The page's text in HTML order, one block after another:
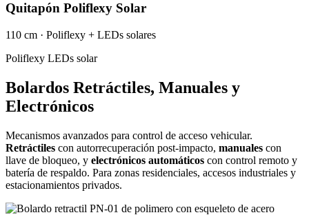
Quitapón Poliflexy Solar
110 cm · Poliflexy + LEDs solares
Poliflexy LEDs solar
Bolardos Retráctiles, Manuales y
Electrónicos
Mecanismos avanzados para control de acceso vehicular.
Retráctiles con autorrecuperación post-impacto, manuales con
llave de bloqueo, y electrónicos automáticos con control remoto y
batería de respaldo. Para zonas residenciales, accesos industriales y
estacionamientos privados.